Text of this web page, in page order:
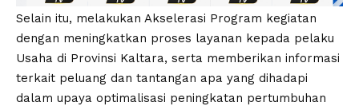
Selain itu, melakukan Akselerasi Program kegiatan
dengan meningkatkan proses layanan kepada pelaku
Usaha di Provinsi Kaltara, serta memberikan informasi
terkait peluang dan tantangan apa yang dihadapi
dalam upaya optimalisasi peningkatan pertumbuhan